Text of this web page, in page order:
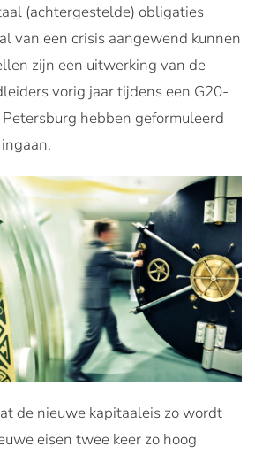
(achtergestelde) obligaties
van een crisis aangewend kunnen
zijn een uitwerking van de
vorig jaar tijdens een G20-
hebben geformuleerd
de nieuwe kapitaaleis zo wordt
eisen twee keer zo hoog